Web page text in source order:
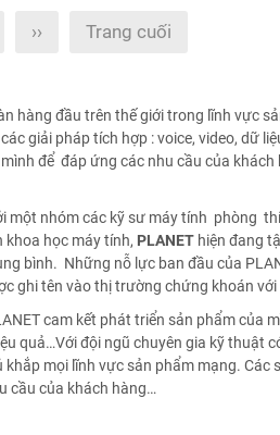
›› Trang cuối
hàng đầu trên thế giới trong lĩnh vực
giải pháp tích hợp : voice, video, dữ
để đáp ứng các nhu cầu của
một nhóm các kỹ sư máy tính phòng
khoa học máy tính, PLANEThiện đang
bình. Những nỗ lực ban đầu của
ghi tên vào thị trường chứng khoán
cam kết phát triển sản phẩm của
quả…Với đội ngũ chuyên gia kỹ thuật
mọi lĩnh vực sản phẩm mạng. Các
cầu của khách hàng…